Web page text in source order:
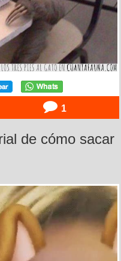
1
de cómo sacar